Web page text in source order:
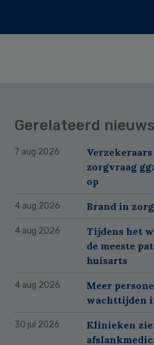
Gerelateerd nieuws
7 aug 2026
zorgvraag
op
4 aug 2026 Brand in
4 aug 2026
Tijdens het
de meeste
huisarts
4 aug 2026
Meer
wachttijden
30 jul 2026
Klinieken